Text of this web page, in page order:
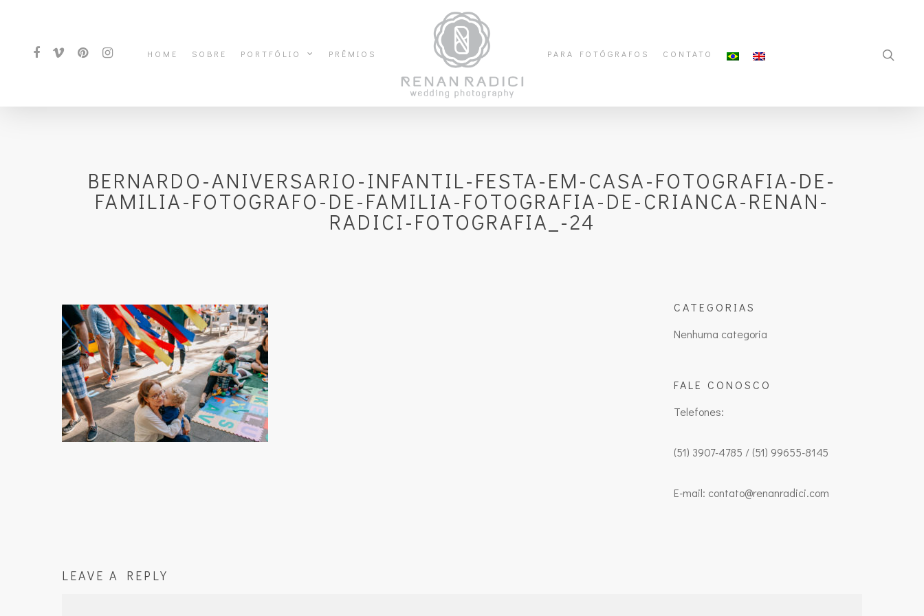
HOME SOBRE PORTFÓLIO PRÊMIOS PARA FOTÓGRAFOS CONTATO
BERNARDO-ANIVERSARIO-INFANTIL-FESTA-EM-CASA-FOTOGRAFIA-DE-
FAMILIA-FOTOGRAFO-DE-FAMILIA-FOTOGRAFIA-DE-CRIANCA-RENAN-
RADICI-FOTOGRAFIA_-24
CATEGORIAS
Nenhuma categoria
FALE CONOSCO
Telefones:
(51) 3907-4785 / (51) 99655-8145
E-mail: contato@renanradici.com
LEAVE A REPLY